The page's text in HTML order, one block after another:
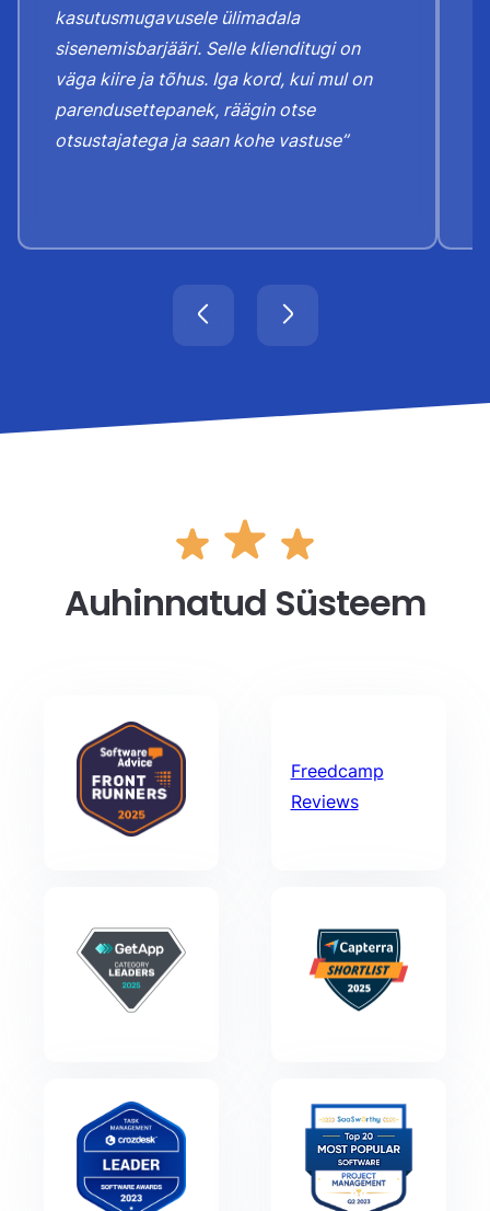
kasutusmugavusele ülimadala
sisenemisbarjääri. Selle klienditugi on
väga kiire ja tõhus. Iga kord, kui mul on
parendusettepanek, räägin otse
otsustajatega ja saan kohe vastuse”
Auhinnatud Süsteem
Freedcamp
Reviews